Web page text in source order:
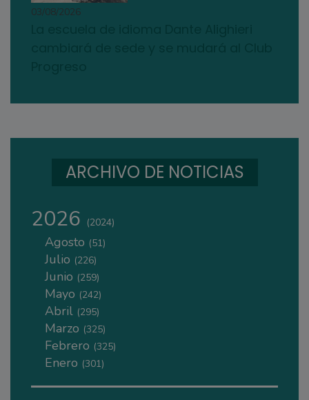
03/08/2026
ARCHIVO DE NOTICIAS
2026 (2024)
Agosto (51)
Julio (226)
Junio (259)
Mayo (242)
Abril (295)
Marzo (325)
Febrero (325)
Enero (301)